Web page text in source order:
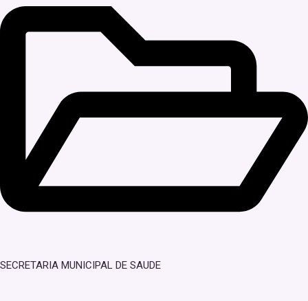
SECRETARIA MUNICIPAL DE SAUDE